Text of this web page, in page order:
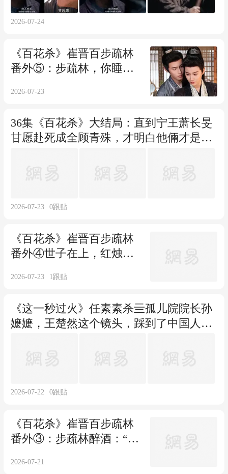
2026-07-24
《百花杀》崔晋百步疏林
番外⑤：步疏林，你睡了
开，休想！！！
2026-07-23
36集《百花杀》大结局：直到宁王萧长旻
甘愿赴死成全顾青殊，才明白他倆才是全
2026-07-23 0跟贴
《百花杀》崔晋百步疏林
番外④世子在上，红烛高
2026-07-23 1跟贴
《这一秒过火》任素素杀亖孤儿院院长孙
嬷嬷，王楚然这个镜头，踩到了中国人真
2026-07-22 0跟贴
《百花杀》崔晋百步疏林
番外③：步疏林醉酒：“今
2026-07-21